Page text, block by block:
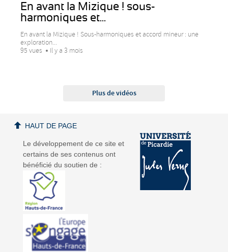
En avant la Mizique ! sous-
harmoniques et...
En avant la Mizique ! Sous-harmoniques et accord mineur : une
exploration...
95 vues
Il y a 3 mois
Plus de vidéos
Le développement de ce site et
certains de ses contenus ont
bénéficié du soutien de :
HAUT DE PAGE